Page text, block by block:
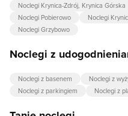
Noclegi Krynica-Zdrój, Krynica Górska
Noclegi Pobierowo
Noclegi
Noclegi Grzybowo
Noclegi z
Noclegi z basenem Noclegi z
Noclegi z parkingiem
Noclegi z